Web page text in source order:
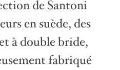
de Santoni
en suède, des
à double bride,
fabriqué